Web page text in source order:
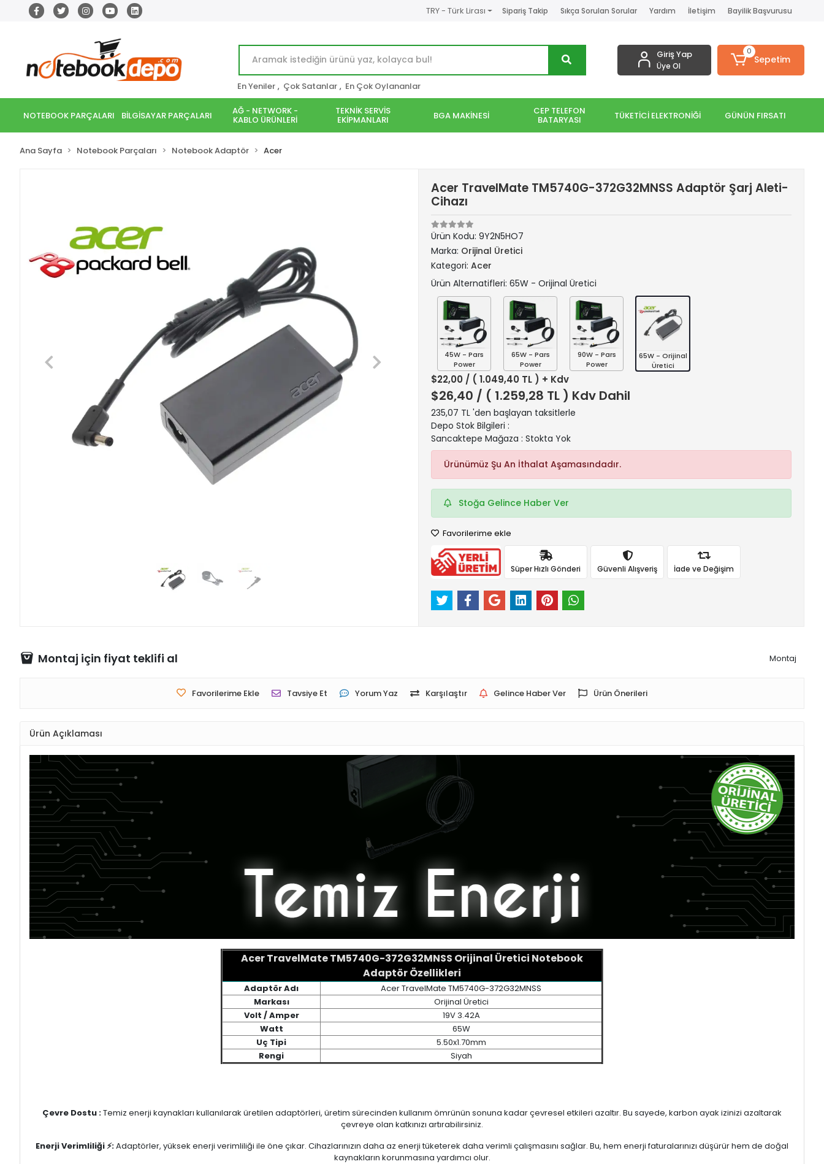
TRY - Türk Lirası Sipariş Takip Sıkça Sorulan Sorular Yardım İletişim Bayilik Başvurusu
En Yeniler , Çok Satanlar , En Çok Oylananlar
Giriş Yap
Üye Ol
0
Sepetim
NOTEBOOK PARÇALARI BİLGİSAYAR PARÇALARI AĞ - NETWORK -
KABLO ÜRÜNLERİ
TEKNİK SERVİS
EKİPMANLARI BGA MAKİNESİ CEP TELEFON
BATARYASI TÜKETİCİ ELEKTRONİĞİ GÜNÜN FIRSATI
Ana Sayfa Notebook Parçaları Notebook Adaptör Acer
Acer TravelMate TM5740G-372G32MNSS Adaptör Şarj Aleti-
Cihazı
Ürün Kodu: 9Y2N5HO7
Marka: Orijinal Üretici
Kategori: Acer
Ürün Alternatifleri: 65W - Orijinal Üretici
45W - Pars
Power
65W - Pars
Power
90W - Pars
Power
65W - Orijinal
Üretici
$22,00 / ( 1.049,40 TL ) + Kdv
$26,40 / ( 1.259,28 TL ) Kdv Dahil
235,07 TL 'den başlayan taksitlerle
Depo Stok Bilgileri :
Sancaktepe Mağaza : Stokta Yok
Ürünümüz Şu An İthalat Aşamasındadır.
Stoğa Gelince Haber Ver
Favorilerime ekle
Süper Hızlı Gönderi Güvenli Alışveriş İade ve Değişim
Montaj için fiyat teklifi al Montaj
Favorilerime Ekle Tavsiye Et Yorum Yaz Karşılaştır Gelince Haber Ver Ürün Önerileri
Ürün Açıklaması
Acer TravelMate TM5740G-372G32MNSS Orijinal Üretici Notebook
Adaptör Özellikleri
Adaptör Adı
Acer TravelMate TM5740G-372G32MNSS
Markası
Orijinal Üretici
Volt / Amper
19V 3.42A
Watt
65W
Uç Tipi
5.50x1.70mm
Rengi
Siyah
Çevre Dostu :Temiz enerji kaynakları kullanılarak üretilen adaptörleri, üretim sürecinden kullanım ömrünün sonuna kadar çevresel etkileri azaltır. Bu sayede, karbon ayak izinizi azaltarak
çevreye olan katkınızı artırabilirsiniz.
Enerji Verimliliği ⚡:Adaptörler, yüksek enerji verimliliği ile öne çıkar. Cihazlarınızın daha az enerji tüketerek daha verimli çalışmasını sağlar. Bu, hem enerji faturalarınızı düşürür hem de doğal
kaynakların korunmasına yardımcı olur.